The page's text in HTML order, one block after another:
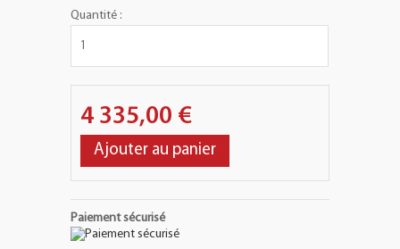
Quantité :
4 335,00 €
Ajouter au panier
Paiement sécurisé